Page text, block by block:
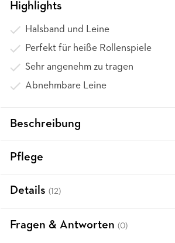
Highlights
Halsband und Leine
Perfekt für heiße Rollenspiele
Sehr angenehm zu tragen
Abnehmbare Leine
Beschreibung
Pflege
Details (12)
Fragen & Antworten (0)